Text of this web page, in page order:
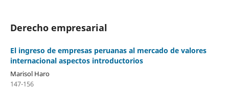
Derecho empresarial
El ingreso de empresas peruanas al mercado de valores
internacional aspectos introductorios
Marisol Haro
147-156